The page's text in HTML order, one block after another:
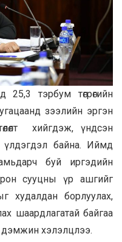
25,3 тэрбум төгрөгийн
зээлийн эргэн
төлөлт хийгдэж, үндсэн
үлдэгдэл байна. Иймд
буй иргэдийн
сууцны үр ашгийг
худалдан борлуулах,
шаардлагатай байгаа
дэмжин хэлэлцлээ.